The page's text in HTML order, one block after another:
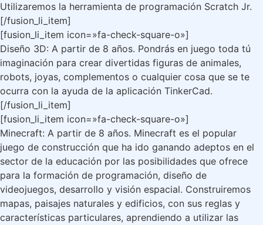
Utilizaremos la herramienta de programación Scratch Jr.
[/fusion_li_item]
[fusion_li_item icon=»fa-check-square-o»]
Diseño 3D: A partir de 8 años. Pondrás en juego toda tú
imaginación para crear divertidas figuras de animales,
robots, joyas, complementos o cualquier cosa que se te
ocurra con la ayuda de la aplicación TinkerCad.
[/fusion_li_item]
[fusion_li_item icon=»fa-check-square-o»]
Minecraft: A partir de 8 años. Minecraft es el popular
juego de construcción que ha ido ganando adeptos en el
sector de la educación por las posibilidades que ofrece
para la formación de programación, diseño de
videojuegos, desarrollo y visión espacial. Construiremos
mapas, paisajes naturales y edificios, con sus reglas y
características particulares, aprendiendo a utilizar las